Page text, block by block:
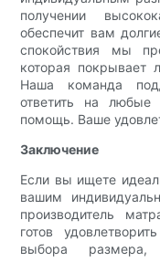
получении
обеспечит вам
спокойствия мы
которая покрывает
Наша команда
ответить на
помощь. Ваше
Заключение
Если вы ищете
вашим
производитель
готов
выбора размера,